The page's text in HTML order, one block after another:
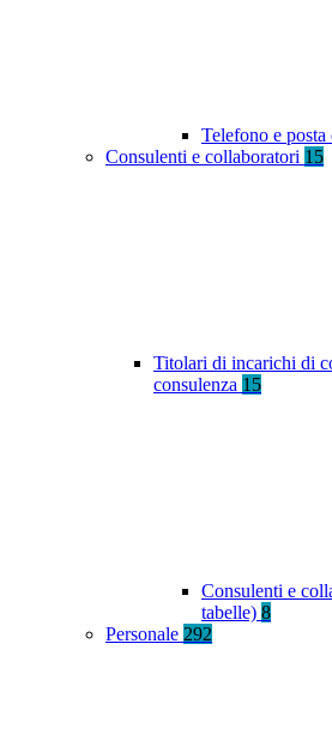
Telefono e posta
Consulenti e collaboratori 15
Titolari di incarichi di
consulenza 15
Consulenti e
tabelle) 8
Personale 292